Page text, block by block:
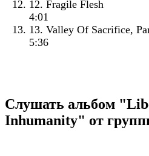
12. Fragile Flesh
4:01
13. Valley Of Sacrifice,
5:36
Слушать альбом
Inhumanity" от